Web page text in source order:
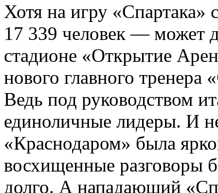
Хотя на игру
17 339 человек — может
стадионе «Открытие
нового главного
Ведь под руководством
единоличные лидеры. И
«Краснодаром» была
восхищенные разговоры
долго. А нападающий